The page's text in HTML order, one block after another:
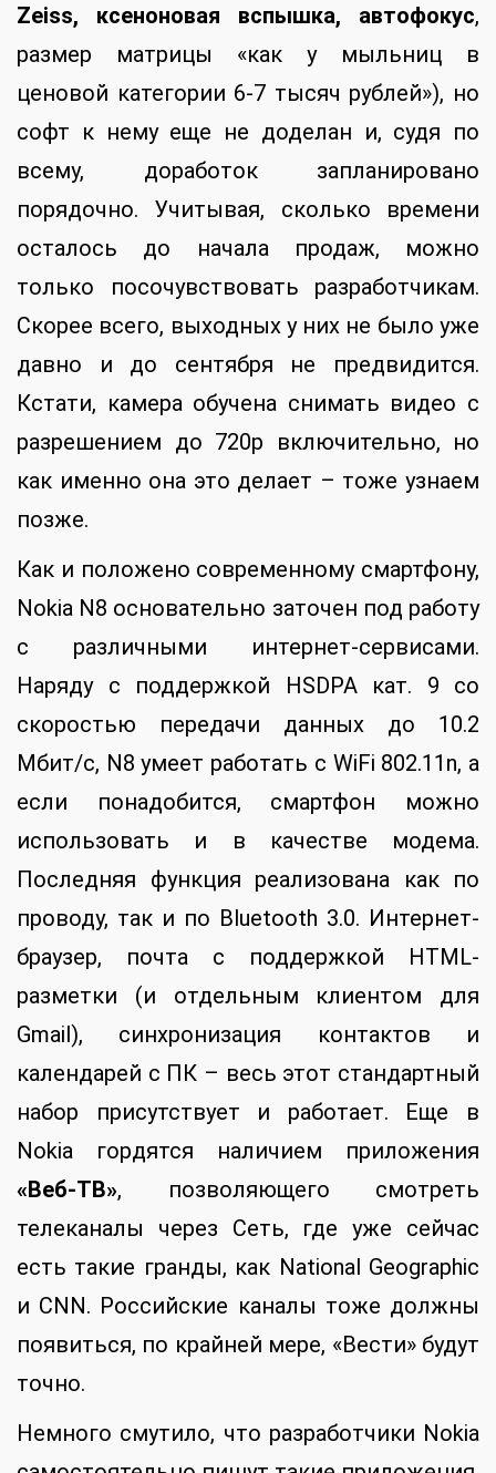
Zeiss, ксеноновая вспышка, автофокус,
размер матрицы «как у мыльниц в
ценовой категории 6-7 тысяч рублей»), но
софт к нему еще не доделан и, судя по
всему, доработок запланировано
порядочно. Учитывая, сколько времени
осталось до начала продаж, можно
только посочувствовать разработчикам.
Скорее всего, выходных у них не было уже
давно и до сентября не предвидится.
Кстати, камера обучена снимать видео с
разрешением до 720p включительно, но
как именно она это делает – тоже узнаем
позже.
Как и положено современному смартфону,
Nokia N8 основательно заточен под работу
с различными интернет-сервисами.
Наряду с поддержкой HSDPA кат. 9 со
скоростью передачи данных до 10.2
Мбит/с, N8 умеет работать с WiFi 802.11n, а
если понадобится, смартфон можно
использовать и в качестве модема.
Последняя функция реализована как по
проводу, так и по Bluetooth 3.0. Интернет-
браузер, почта с поддержкой HTML-
разметки (и отдельным клиентом для
Gmail), синхронизация контактов и
календарей с ПК – весь этот стандартный
набор присутствует и работает. Еще в
Nokia гордятся наличием приложения
«Веб-ТВ», позволяющего смотреть
телеканалы через Сеть, где уже сейчас
есть такие гранды, как National Geographic
и CNN. Российские каналы тоже должны
появиться, по крайней мере, «Вести» будут
точно.
Немного смутило, что разработчики Nokia